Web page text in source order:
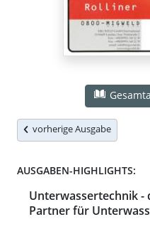
vorherige Ausgabe
AUSGABEN-HIGHLIGHTS:
Unterwassertechnik -
Partner für